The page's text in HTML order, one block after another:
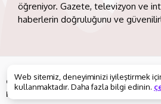
öğreniyor. Gazete, televizyon ve
haberlerin doğruluğunu ve
Gizlilik Politikası Yayın ilkelerimiz
Hakkımızda
Web sitemiz, deneyiminizi iyileştirmek
kullanmaktadır. Daha fazla bilgi edinin.